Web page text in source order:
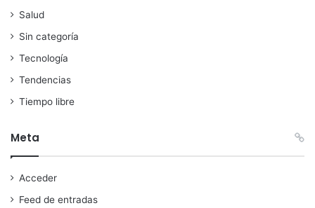
Salud
Sin categoría
Tecnología
Tendencias
Tiempo libre
Meta
Acceder
Feed de entradas